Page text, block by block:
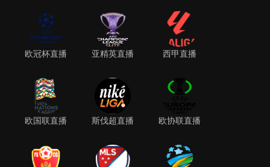
欧冠杯直播 亚精英直播 西甲直播
欧国联直播 斯伐超直播 欧协联直播